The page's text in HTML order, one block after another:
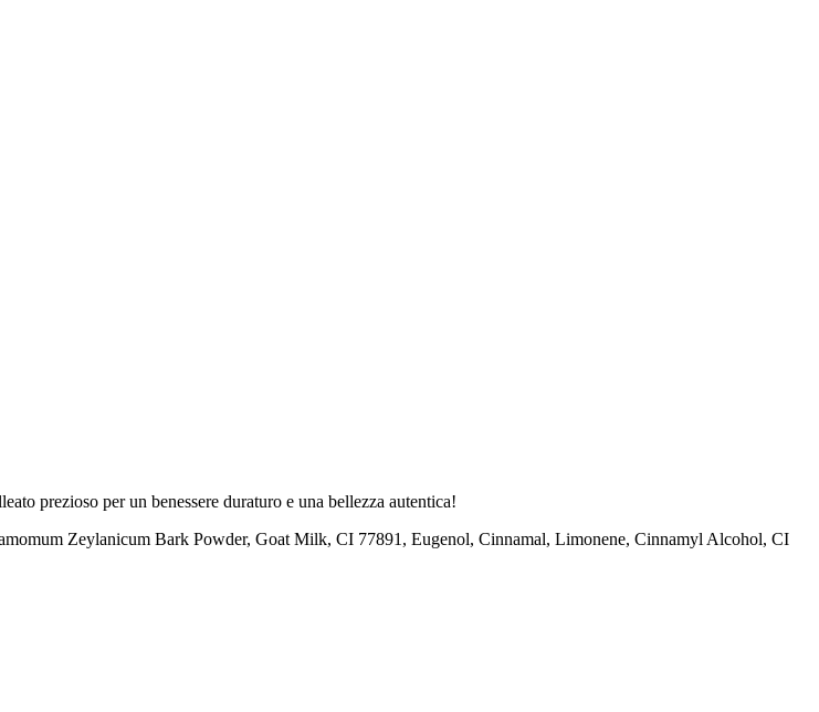
prezioso per un benessere duraturo e una bellezza autentica!
Zeylanicum Bark Powder, Goat Milk, CI 77891, Eugenol, Cinnamal, Limonene, Cinnamyl Alcohol, CI